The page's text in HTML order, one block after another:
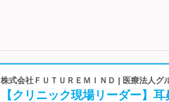
株式会社ＦＵＴＵＲＥＭＩＮＤ | 医療法人グ
【クリニック現場リーダー】